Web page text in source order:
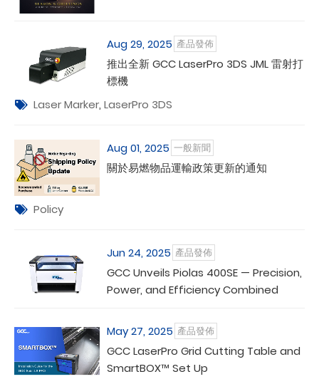
Aug 29, 2025 產品發佈
推出全新 GCC LaserPro 3DS JML 雷射打
標機
Laser Marker, LaserPro 3DS
Aug 01, 2025 一般新聞
關於易燃物品運輸政策更新的通知
Policy
Jun 24, 2025 產品發佈
GCC Unveils Piolas 400SE — Precision,
Power, and Efficiency Combined
May 27, 2025 產品發佈
GCC LaserPro Grid Cutting Table and
SmartBOX™ Set Up